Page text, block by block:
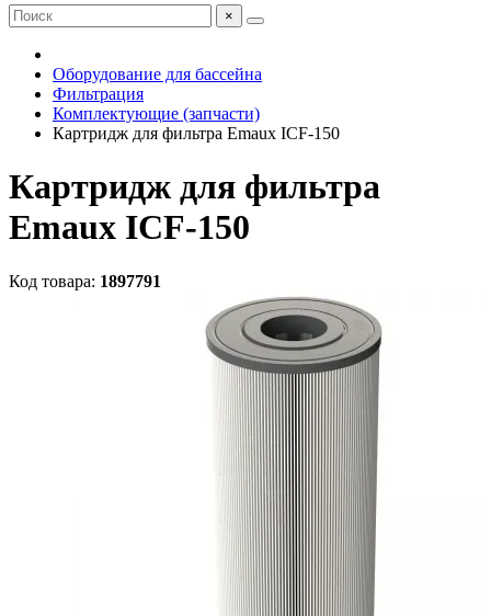
×
Оборудование для бассейна
Фильтрация
Комплектующие (запчасти)
Картридж для фильтра Emaux ICF-150
Картридж для фильтра
Emaux ICF-150
Код товара: 1897791